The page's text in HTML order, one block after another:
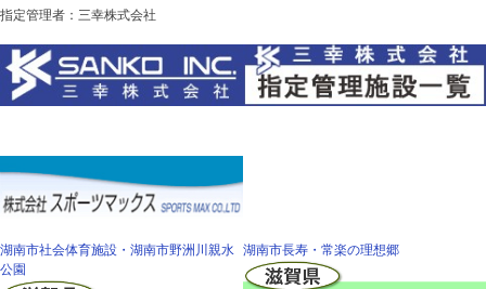
指定管理者：三幸株式会社